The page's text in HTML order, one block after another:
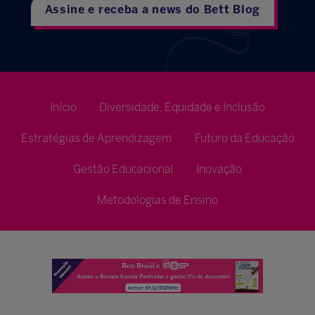
Assine e receba a news do Bett Blog
Início Diversidade, Equidade e Inclusão
Estratégias de Aprendizagem Futuro da Educação
Gestão Educacional Inovação
Metodologias de Ensino